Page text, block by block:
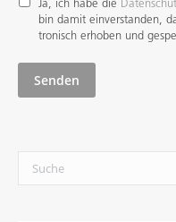
Ja, ich habe die
bin damit ein­verstanden,
tro­nisch erhoben und
Senden
Search: